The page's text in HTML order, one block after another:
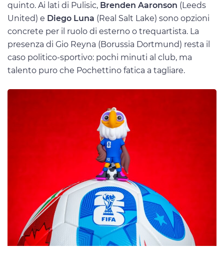
quinto. Ai lati di Pulisic, Brenden Aaronson (Leeds
United) e Diego Luna (Real Salt Lake) sono opzioni
concrete per il ruolo di esterno o trequartista. La
presenza di Gio Reyna (Borussia Dortmund) resta il
caso politico-sportivo: pochi minuti al club, ma
talento puro che Pochettino fatica a tagliare.